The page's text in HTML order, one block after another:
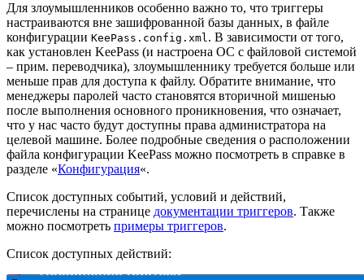
Для злоумышленников особенно важно то, что триггеры
настраиваются вне зашифрованной базы данных, в файле
конфигурации KeePass.config.xml. В зависимости от того,
как установлен KeePass (и настроена ОС с файловой системой
– прим. переводчика), злоумышленнику требуется больше или
меньше прав для доступа к файлу. Обратите внимание, что
менеджеры паролей часто становятся вторичной мишенью
после выполнения основного проникновения, что означает,
что у нас часто будут доступны права администратора на
целевой машине. Более подробные сведения о расположении
файла конфигурации KeePass можно посмотреть в справке в
разделе «Конфигурация«.
Список доступных событий, условий и действий,
перечислены на странице документации триггеров. Также
можно посмотреть примеры триггеров.
Список доступных действий: